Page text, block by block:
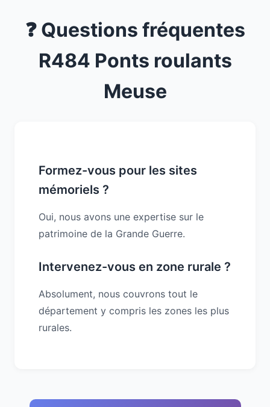
❓ Questions fréquentes
R484 Ponts roulants
Meuse
Formez-vous pour les sites
mémoriels ?
Oui, nous avons une expertise sur le
patrimoine de la Grande Guerre.
Intervenez-vous en zone rurale ?
Absolument, nous couvrons tout le
département y compris les zones les plus
rurales.